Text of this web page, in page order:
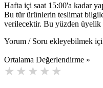
Hafta içi saat 15:00'a kadar
Bu tür ürünlerin teslimat
verilecektir. Bu yüzden
Yorum / Soru ekleyebilmek
Ortalama Değerlendirme »